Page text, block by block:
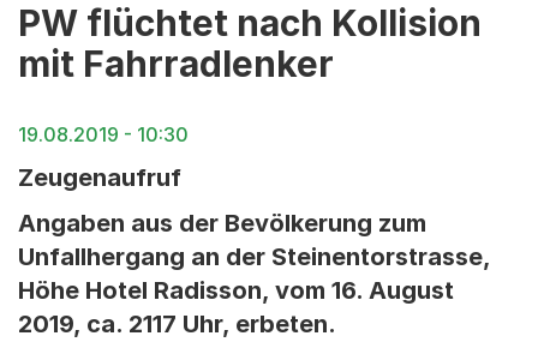
PW flüchtet nach Kollision
mit Fahrradlenker
19.08.2019 - 10:30
Zeugenaufruf
Angaben aus der Bevölkerung zum
Unfallhergang an der Steinentorstrasse,
Höhe Hotel Radisson, vom 16. August
2019, ca. 2117 Uhr, erbeten.